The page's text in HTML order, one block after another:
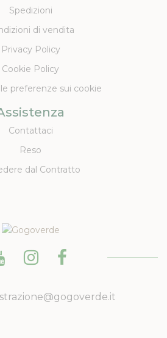
Spedizioni
di vendita
Privacy Policy
Cookie Policy
preferenze sui cookie
Contattaci
Reso
dal Contratto